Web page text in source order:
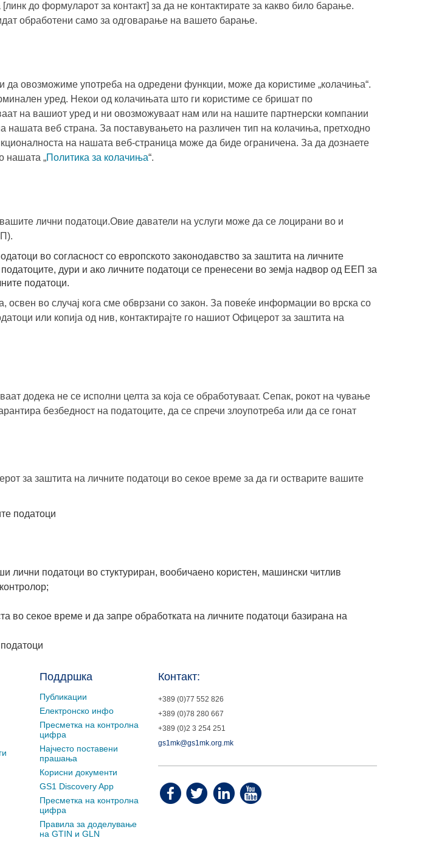
до формуларот за контакт] за да не контактирате за какво било барање.
обработени само за одговарање на вашето барање.
да овозможиме употреба на одредени функции, може да користиме „колачиња“.
уред. Некои од колачињата што ги користиме се бришат по
на вашиот уред и ни овозможуваат нам или на нашите партнерски компании
веб страна. За поставувањето на различен тип на колачиња, претходно
на нашата веб-страница може да биде ограничена. За да дознаете
нашата „Политика за колачиња“.
лични податоци.Овие даватели на услуги може да се лоцирани во и
во согласност со европското законодавство за заштита на личните
дури и ако личните податоци се пренесени во земја надвор од ЕЕП за
податоци.
во случај кога сме обврзани со закон. За повеќе информации во врска со
или копија од нив, контактирајте го нашиот Офицерот за заштита на
додека не се исполни целта за која се обработуваат. Сепак, рокот на чување
безбедност на податоците, да се спречи злоупотреба или да се гонат
за заштита на личните податоци во секое време за да ги остварите вашите
податоци
лични податоци во стуктуриран, вообичаено користен, машински читлив
во секое време и да запре обработката на личните податоци базирана на
Поддршка
Публикации
Електронско инфо
Пресметка на контролна
цифра
Најчесто поставени
прашања
Корисни документи
GS1 Discovery App
Пресметка на контролна
цифра
Правила за доделување
на GTIN и GLN
Контакт:
+389 (0)77 552 826
+389 (0)78 280 667
+389 (0)2 3 254 251
gs1mk@gs1mk.org.mk